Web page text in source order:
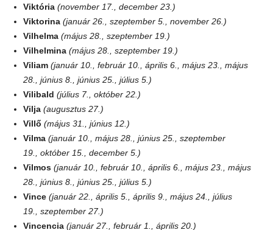
Viktória (november 17., december 23.)
Viktorina (január 26., szeptember 5., november 26.)
Vilhelma (május 28., szeptember 19.)
Vilhelmina (május 28., szeptember 19.)
Viliam (január 10., február 10., április 6., május 23., május
28., június 8., június 25., július 5.)
Vilibald (július 7., október 22.)
Vilja (augusztus 27.)
Villő (május 31., június 12.)
Vilma (január 10., május 28., június 25., szeptember
19., október 15., december 5.)
Vilmos (január 10., február 10., április 6., május 23., május
28., június 8., június 25., július 5.)
Vince (január 22., április 5., április 9., május 24., július
19., szeptember 27.)
Vincencia (január 27., február 1., április 20.)